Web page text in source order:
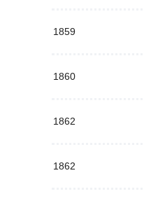
1859
1860
1862
1862